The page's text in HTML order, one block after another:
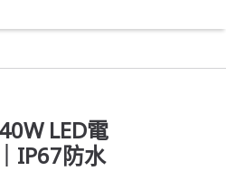
LED電
IP67防水